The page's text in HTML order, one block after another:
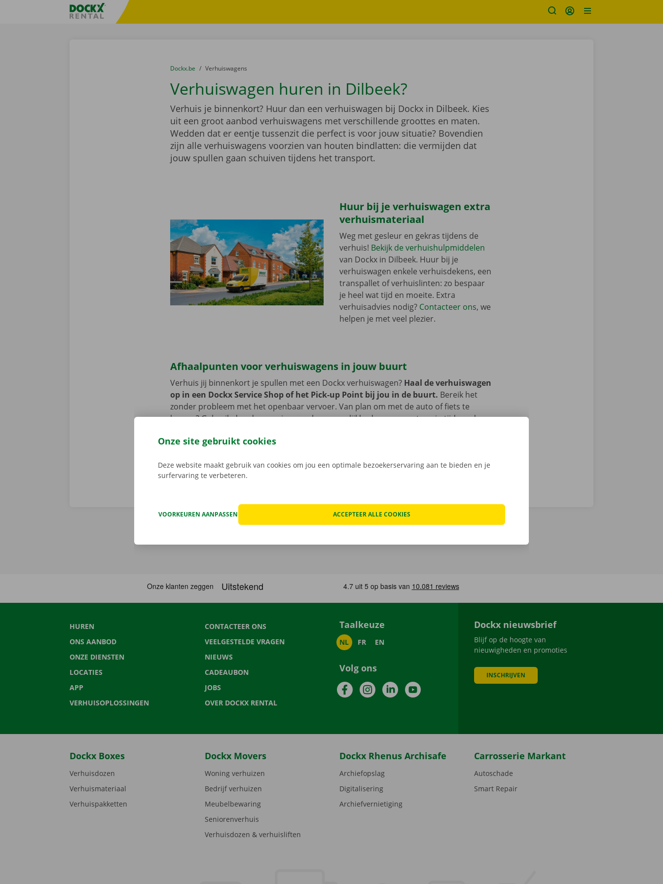
Taalselectie overslaanFratello DEMO
U bevindt zich hier:
van
Dockx.be naar
Verhuiswagens
Verhuiswagen huren in Dilbeek?
Verhuis je binnenkort? Huur dan een verhuiswagen bij Dockx in Dilbeek. Kies
uit een groot aanbod verhuiswagens met verschillende groottes en maten.
Wedden dat er eentje tussenzit die perfect is voor jouw situatie? Bovendien
zijn alle verhuiswagens voorzien van houten bindlatten: die vermijden dat
jouw spullen gaan schuiven tijdens het transport.
Huur bij je verhuiswagen extra
verhuismateriaal
Weg met gesleur en gekras tijdens de
verhuis! Bekijk de verhuishulpmiddelen
van Dockx in Dilbeek. Huur bij je
verhuiswagen enkele verhuisdekens, een
transpallet of verhuislinten: zo bespaar
je heel wat tijd en moeite. Extra
verhuisadvies nodig?Contacteer ons, we
helpen je met veel plezier.
Afhaalpunten voor verhuiswagens in jouw buurt
Verhuis jij binnenkort je spullen met een Dockx verhuiswagen? Haal de verhuiswagen
op in een Dockx Service Shop of het Pick-up Point bij jou in de buurt. Bereik het
zonder probleem met het openbaar vervoer. Van plan om met de auto of fiets te
komen? Gebruik dan de voorziene parkeermogelijkheden aan ons terrein tijdens de
HUREN
ONS AANBOD
ONZE DIENSTEN
LOCATIES
APP
VERHUISOPLOSSINGEN
CONTACTEER ONS
VEELGESTELDE VRAGEN
NIEUWS
CADEAUBON
JOBS
OVER DOCKX RENTAL
Taalkeuze
NL FR EN
Volg ons
FacebookInstagramLinkedInYouTube
Dockx nieuwsbrief
Blijf op de hoogte van
nieuwigheden en promoties
INSCHRIJVEN
Dockx Boxes
Verhuisdozen
Verhuismateriaal
Verhuispakketten
Dockx Movers
Woning verhuizen
Bedrijf verhuizen
Meubelbewaring
Seniorenverhuis
Verhuisdozen & verhuisliften
Dockx Rhenus Archisafe
Archiefopslag
Digitalisering
Archiefvernietiging
Carrosserie Markant
Autoschade
Smart Repair
Onze site gebruikt cookies
Deze website maakt gebruik van cookies om jou een optimale bezoekerservaring aan te bieden en je
surfervaring te verbeteren.
VOORKEUREN AANPASSEN ACCEPTEER ALLE COOKIES